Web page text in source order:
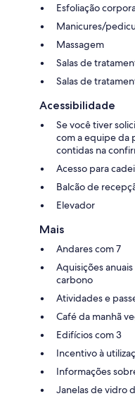
Esfoliação
Manicures/
Massagem
Salas de
Salas de
Acessibilidade
Se você tiver
com a equipe da
contidas na
Acesso para
Balcão de
Elevador
Mais
Andares com 7
Aquisições
carbono
Atividades e
Café da manhã
Edifícios com 3
Incentivo à
Informações
Janelas de vidro